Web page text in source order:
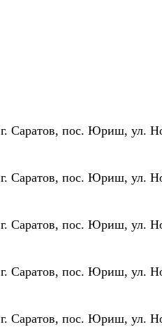
г. Саратов, пос. Юриш, ул.
г. Саратов, пос. Юриш, ул.
г. Саратов, пос. Юриш, ул.
г. Саратов, пос. Юриш, ул.
г. Саратов, пос. Юриш, ул.